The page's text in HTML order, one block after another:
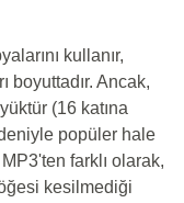
kullanır,
boyuttadır. Ancak,
(16 katına
popüler hale
farklı olarak,
kesilmediği